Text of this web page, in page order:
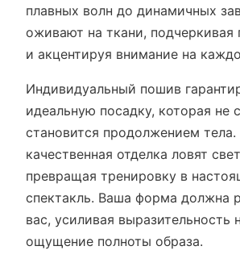
плавных волн до динамичных
оживают на ткани, подчеркивая
и акцентируя внимание на
Индивидуальный пошив
идеальную посадку, которая не
становится продолжением
качественная отделка ловят
превращая тренировку в
спектакль. Ваша форма должна
вас, усиливая выразительность
ощущение полноты образа.